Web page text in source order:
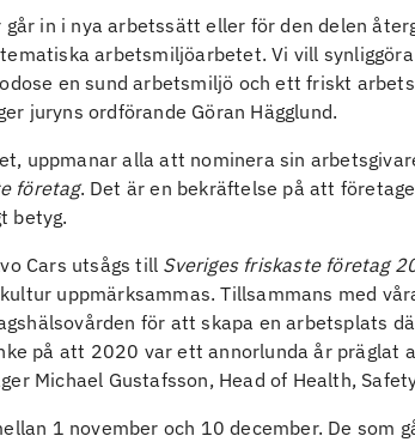
in i nya arbetssätt eller för den delen
arbetsmiljöarbetet. Vi vill
en sund arbetsmiljö och ett friskt
juryns ordförande Göran Hägglund.
uppmanar alla att nominera sin
företag. Det är en bekräftelse på att
betyg.
Cars utsågs till Sveriges friskaste företag
uppmärksammas. Tillsammans med
för att skapa en arbetsplats
på att 2020 var ett annorlunda år präglat
Michael Gustafsson, Head of Health,
1 november och 10 december. De som